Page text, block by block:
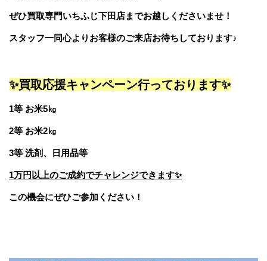
ぜひ買取専門いちふじ下田店までお越しくださいませ！
スタッフ一同心よりお客様のご来店お待ちしております♪
✨買取応援キャンペーン行っております✨
1等 お米5㎏
2等 お米2㎏
3等 洗剤、日用品等
1万円以上のご成約でチャレンジできます✨
この機会にぜひご参加ください！